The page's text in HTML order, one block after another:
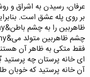
فقط متکی به ظاهر آن
ای خانه پرستان چه
آن خانه پرستید که خوبان